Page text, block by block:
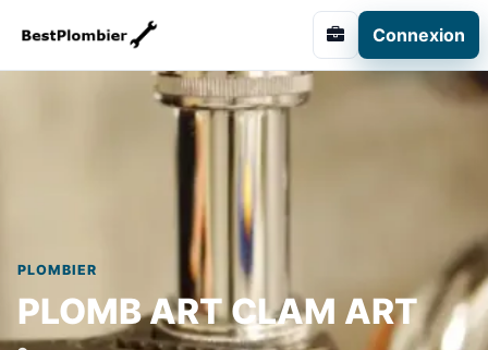
Connexion
PLOMBIER
PLOMB ART CLAM ART